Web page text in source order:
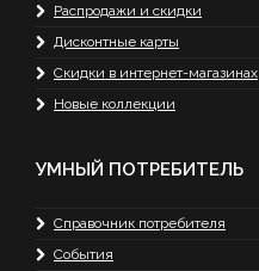
Распродажи и скидки
Дисконтные карты
Скидки в интернет-магазинах
Новые коллекции
УМНЫЙ ПОТРЕБИТЕЛЬ
Справочник потребителя
События